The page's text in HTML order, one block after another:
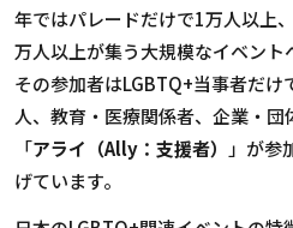
年ではパレードだけで1万人以上
万人以上が集う大規模なイベント
その参加者はLGBTQ+当事者だけ
人、教育・医療関係者、企業・
「アライ（Ally：支援者）
」が参
げています。